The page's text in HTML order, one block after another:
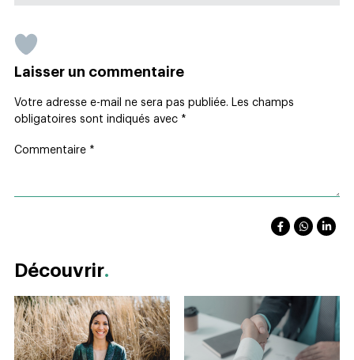
Laisser un commentaire
Votre adresse e-mail ne sera pas publiée.
Les champs
obligatoires sont indiqués avec *
Commentaire *
Découvrir